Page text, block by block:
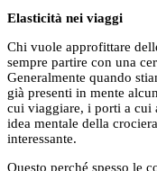
Elasticità nei viaggi
Chi vuole approfittare
sempre partire con una
Generalmente quando
già presenti in mente
cui viaggiare, i porti a cui
idea mentale della
interessante.
Questo perché spesso le